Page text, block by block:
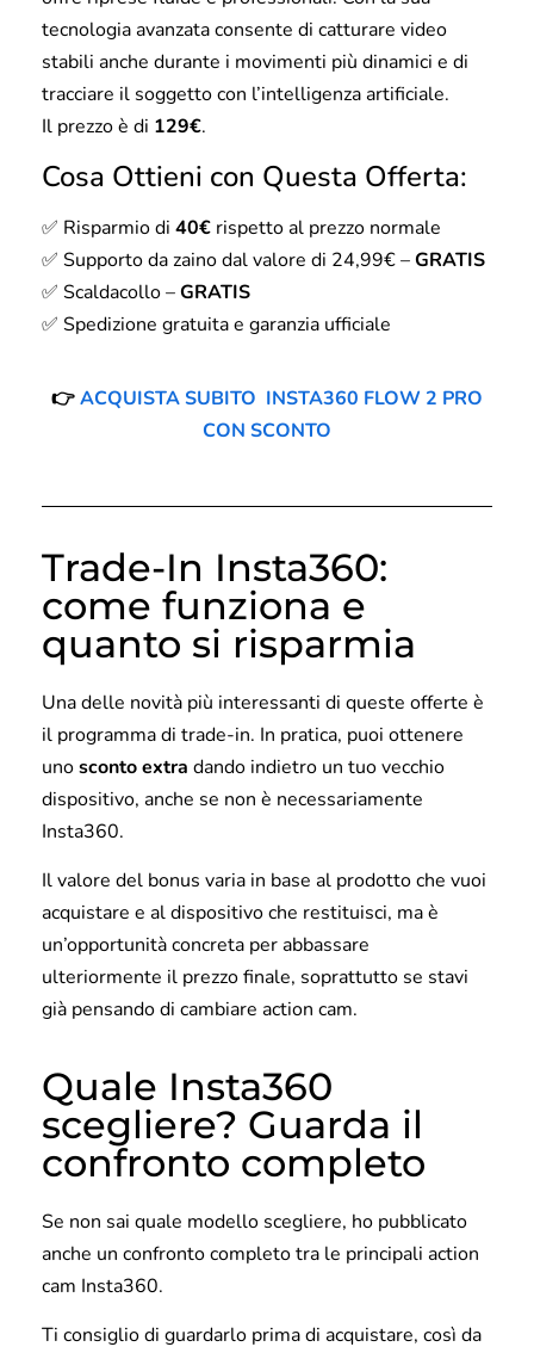
tecnologia avanzata consente di catturare video
stabili anche durante i movimenti più dinamici e di
tracciare il soggetto con l’intelligenza artificiale.
Il prezzo è di 129€.
Cosa Ottieni con Questa Offerta:
✅ Risparmio di 40€ rispetto al prezzo normale
✅ Supporto da zaino dal valore di 24,99€ –GRATIS
✅ Scaldacollo –GRATIS
✅ Spedizione gratuita e garanzia ufficiale
👉ACQUISTA SUBITO INSTA360 FLOW 2 PRO
CON SCONTO
Trade-In Insta360:
come funziona e
quanto si risparmia
Una delle novità più interessanti di queste offerte è
il programma di trade-in. In pratica, puoi ottenere
unosconto extra dando indietro un tuo vecchio
dispositivo, anche se non è necessariamente
Insta360.
Il valore del bonus varia in base al prodotto che vuoi
acquistare e al dispositivo che restituisci, ma è
un’opportunità concreta per abbassare
ulteriormente il prezzo finale, soprattutto se stavi
già pensando di cambiare action cam.
Quale Insta360
scegliere? Guarda il
confronto completo
Se non sai quale modello scegliere, ho pubblicato
anche un confronto completo tra le principali action
cam Insta360.
Ti consiglio di guardarlo prima di acquistare, così da